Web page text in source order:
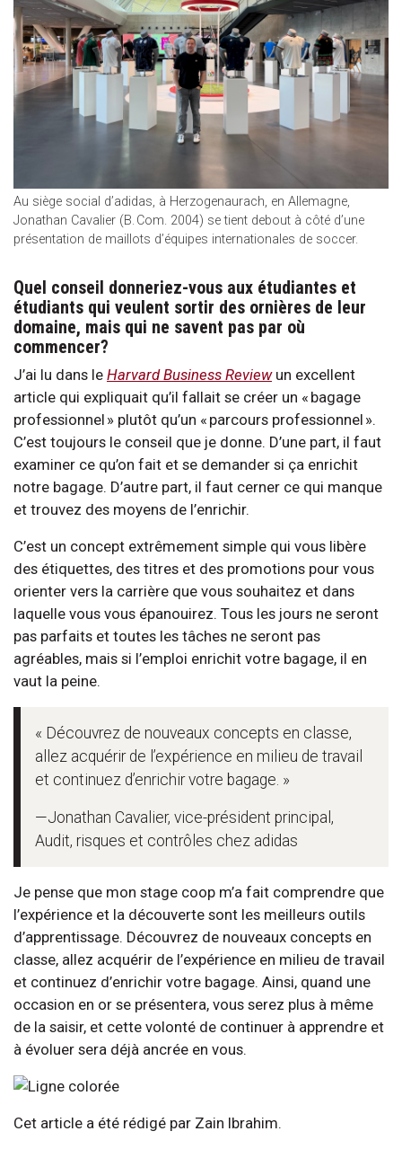
Au siège social d’adidas, à Herzogenaurach, en Allemagne,
Jonathan Cavalier (B. Com. 2004) se tient debout à côté d’une
présentation de maillots d’équipes internationales de soccer.
Quel conseil donneriez-vous aux étudiantes et
étudiants qui veulent sortir des ornières de leur
domaine, mais qui ne savent pas par où
commencer?
J’ai lu dans le Harvard Business Reviewun excellent
article qui expliquait qu’il fallait se créer un « bagage
professionnel » plutôt qu’un « parcours professionnel ».
C’est toujours le conseil que je donne. D’une part, il faut
examiner ce qu’on fait et se demander si ça enrichit
notre bagage. D’autre part, il faut cerner ce qui manque
et trouvez des moyens de l’enrichir.
C’est un concept extrêmement simple qui vous libère
des étiquettes, des titres et des promotions pour vous
orienter vers la carrière que vous souhaitez et dans
laquelle vous vous épanouirez. Tous les jours ne seront
pas parfaits et toutes les tâches ne seront pas
agréables, mais si l’emploi enrichit votre bagage, il en
vaut la peine.
« Découvrez de nouveaux concepts en classe,
allez acquérir de l’expérience en milieu de travail
et continuez d’enrichir votre bagage. »
—Jonathan Cavalier, vice-président principal,
Audit, risques et contrôles chez adidas
Je pense que mon stage coop m’a fait comprendre que
l’expérience et la découverte sont les meilleurs outils
d’apprentissage. Découvrez de nouveaux concepts en
classe, allez acquérir de l’expérience en milieu de travail
et continuez d’enrichir votre bagage. Ainsi, quand une
occasion en or se présentera, vous serez plus à même
de la saisir, et cette volonté de continuer à apprendre et
à évoluer sera déjà ancrée en vous.
Cet article a été rédigé par Zain Ibrahim.